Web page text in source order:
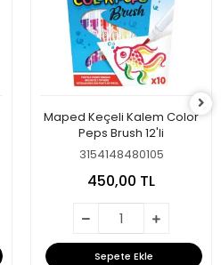
Maped Keçeli Kalem Color
Peps Brush 12'li
3154148480105
450,00 TL
Sepete Ekle